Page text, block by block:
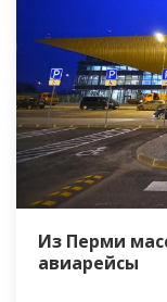
Из Перми
авиарейсы